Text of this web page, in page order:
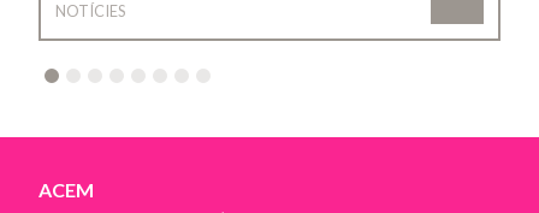
NOTÍCIES
4 5 6 7 8
ACEM